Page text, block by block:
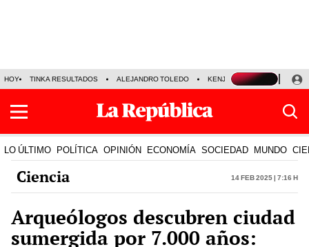
HOY TINKA RESULTADOS ALEJANDRO TOLEDO KENJI FUJIMORI
LO ÚLTIMO POLÍTICA OPINIÓN ECONOMÍA SOCIEDAD MUNDO
Ciencia 14 Feb 2025 | 7:16 h
Arqueólogos descubren ciudad
sumergida por 7.000 años: